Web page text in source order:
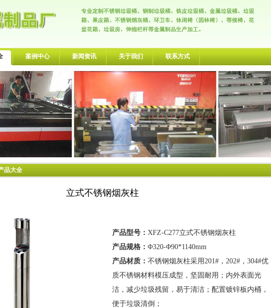
案例中心 新闻资讯 关于我们 联系方式
品大全
立式不锈钢烟灰柱
产品型号： XFZ-C277立式不锈钢烟灰柱
产品规格： Φ320-Φ90*1140mm
产品材质： 不锈钢烟灰柱采用201#，202#，304#优
质不锈钢材料模压成型，坚固耐用；内外表面光
洁，减少垃圾残留，易于清洁；配置镀锌板内桶，
便于垃圾清倒；